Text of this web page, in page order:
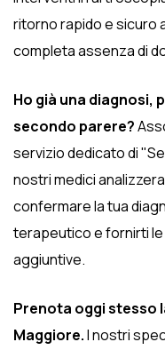
ritorno rapido e sicuro
completa assenza di
Ho già una diagnosi,
secondo parere?
servizio dedicato di
nostri medici
confermare la tua
terapeutico e fornirti
aggiuntive.
Prenota oggi stesso
Maggiore.I nostri